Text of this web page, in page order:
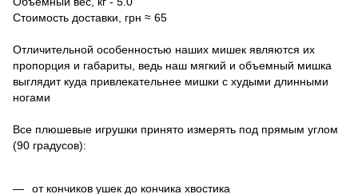
Стоимость доставки, грн ≈ 65
Отличительной особенностью наших мишек являются их
пропорция и габариты, ведь наш мягкий и объемный мишка
выглядит куда привлекательнее мишки с худыми длинными
ногами
Все плюшевые игрушки принято измерять под прямым углом
(90 градусов):
от кончиков ушек до кончика хвостика